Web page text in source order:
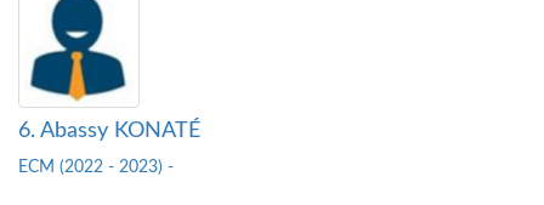
6. Abassy KONATÉ
ECM (2022 - 2023) -